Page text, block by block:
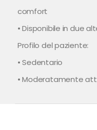
comfort
• Disponibile in due
Profilo del paziente:
• Sedentario
• Moderatamente